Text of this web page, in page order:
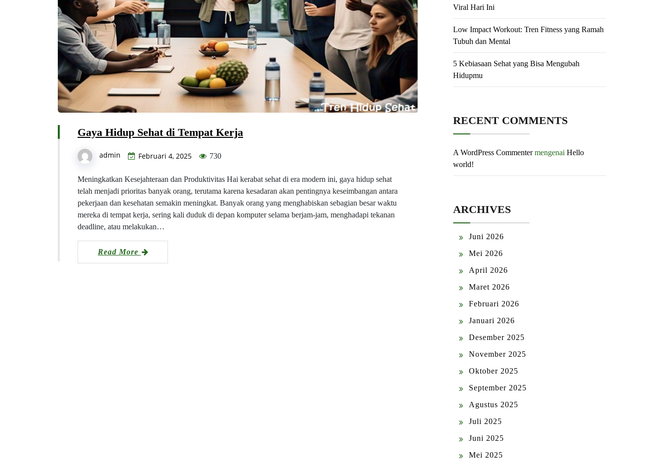
Gaya Hidup Sehat di Tempat Kerja
admin Februari 4, 2025 730
Meningkatkan Kesejahteraan dan Produktivitas Hai kerabat sehat di era modern ini, gaya hidup sehat
telah menjadi prioritas banyak orang, terutama karena kesadaran akan pentingnya keseimbangan antara
pekerjaan dan kesehatan semakin meningkat. Banyak orang yang menghabiskan sebagian besar waktu
mereka di tempat kerja, sering kali duduk di depan komputer selama berjam-jam, menghadapi tekanan
deadline, atau melakukan…
Read More
Viral Hari Ini
Low Impact Workout: Tren Fitness yang Ramah
Tubuh dan Mental
5 Kebiasaan Sehat yang Bisa Mengubah
Hidupmu
RECENT COMMENTS
A WordPress Commentermengenai Hello
world!
ARCHIVES
Juni 2026
Mei 2026
April 2026
Maret 2026
Februari 2026
Januari 2026
Desember 2025
November 2025
Oktober 2025
September 2025
Agustus 2025
Juli 2025
Juni 2025
Mei 2025